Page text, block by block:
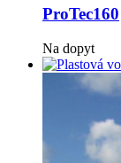
ProTec160
Na dopyt